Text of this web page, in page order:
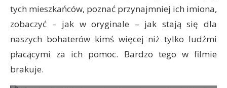
tych mieszkańców, poznać przynajmniej ich imiona,
zobaczyć – jak w oryginale – jak stają się dla
naszych bohaterów kimś więcej niż tylko ludźmi
płacącymi za ich pomoc. Bardzo tego w filmie
brakuje.